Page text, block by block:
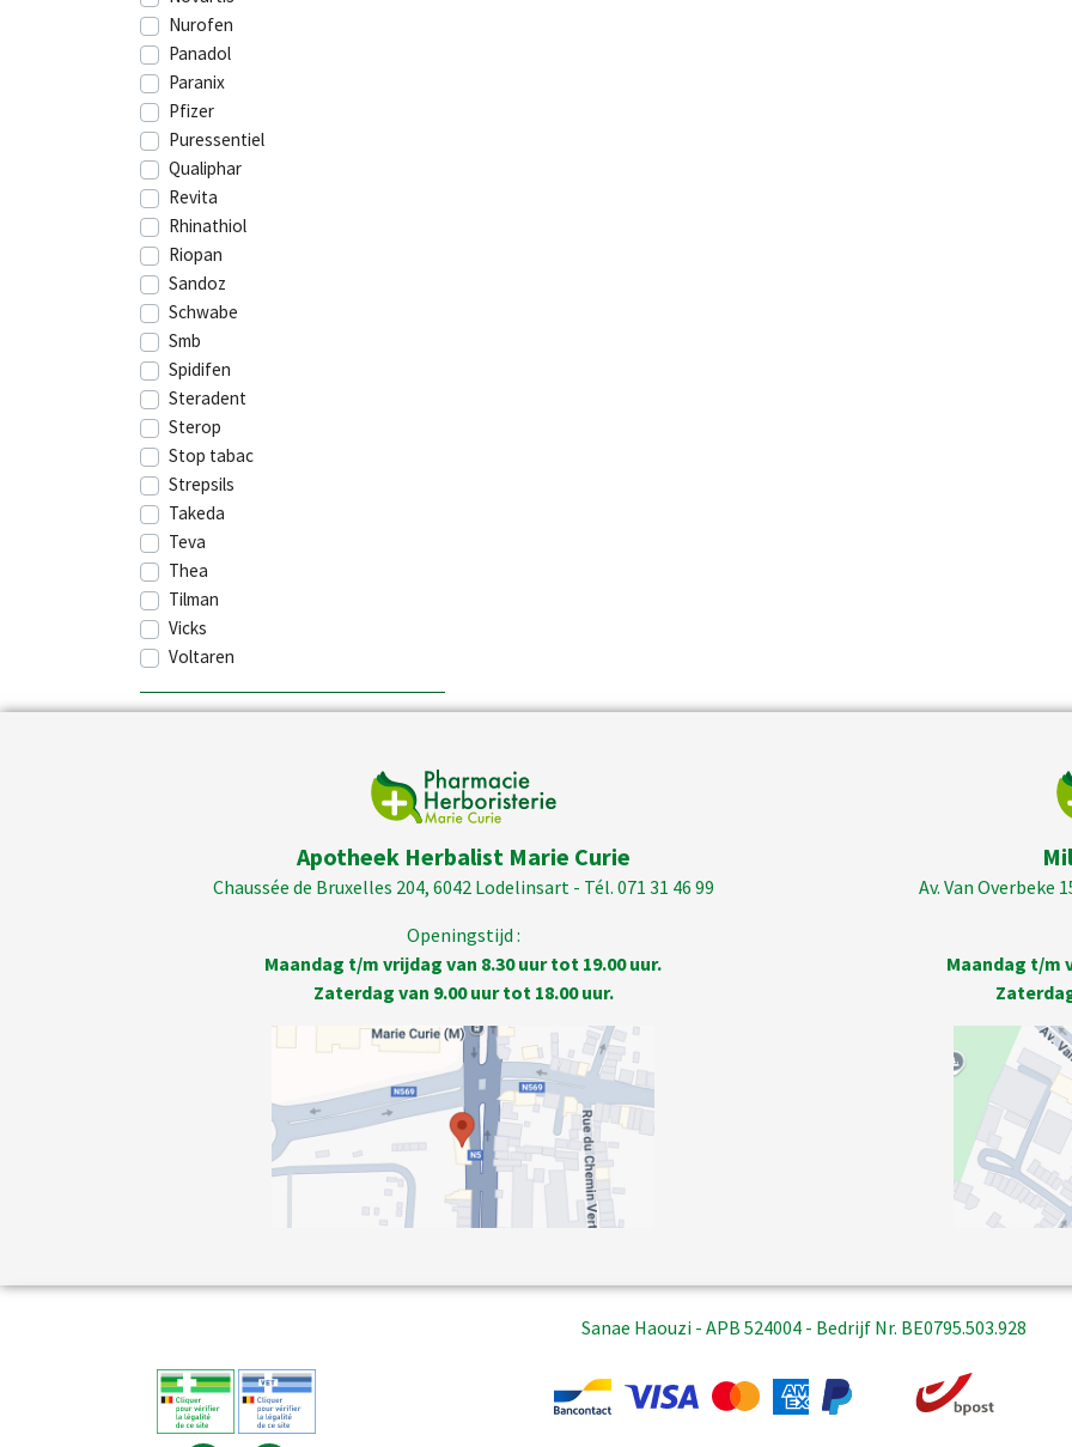
Nurofen
Panadol
Paranix
Pfizer
Puressentiel
Qualiphar
Revita
Rhinathiol
Riopan
Sandoz
Schwabe
Smb
Spidifen
Steradent
Sterop
Stop tabac
Strepsils
Takeda
Teva
Thea
Tilman
Vicks
Voltaren
Apotheek Herbalist Marie Curie
Chaussée de Bruxelles 204, 6042 Lodelinsart - Tél. 071 31 46 99
Openingstijd :
Maandag t/m vrijdag van 8.30 uur tot 19.00 uur.
Zaterdag van 9.00 uur tot 18.00 uur.
Av. Van Overbeke
Maandag t/m
Sanae Haouzi - APB 524004 - Bedrijf Nr. BE0795.503.928